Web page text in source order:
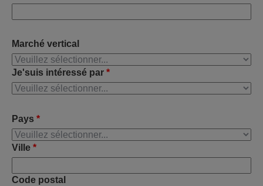
Marché vertical
Je'suis intéressé par *
Pays *
Ville *
Code postal